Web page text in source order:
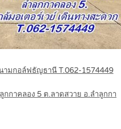
ามกอล์ฟธัญธานี T.062-1574449
กาคลอง 5 ต.ลาดสวาย อ.ลำลูกกา